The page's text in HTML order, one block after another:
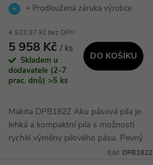
+ Prodloužená záruka výrobce
4 923,97 Kč bez DPH
5 958 Kč / ks
Skladem u
dodavatele (2-7
prac. dnů) >5 ks
DO KOŠÍKU
Makita DPB182Z Aku pásová pila je
lehká a kompaktní pila s možností
rychlé výměny pilového pásu. Pevný
hliníkový rám zaručuje spolehlivé
Kód: DPB182Z